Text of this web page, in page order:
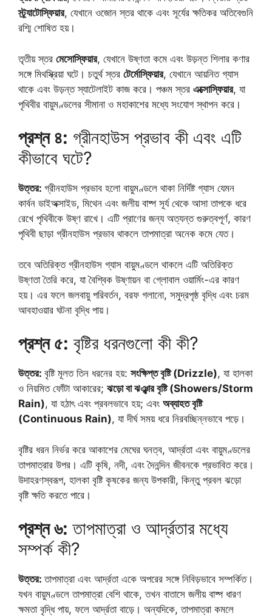
স্ট্র্যাটোস্ফিয়ার, যেখানে ওজোন স্তর থাকে এবং সূর্যের ক্ষতিকর অতিবেগুনি
রশ্মি শোষিত হয়।
তৃতীয় স্তর মেসোস্ফিয়ার, যেখানে উষ্ণতা কমে এবং উড়ন্ত শিলার কণার
সঙ্গে মিথস্ক্রিয়া ঘটে। চতুর্থ স্তর টের্মোস্ফিয়ার, যেখানে আয়নিত গ্যাস
থাকে এবং উড়ন্ত স্যাটেলাইট কাজ করে। পঞ্চম স্তর এক্সোস্ফিয়ার, যা
পৃথিবীর বায়ুমণ্ডলের সীমানা ও মহাকাশের মধ্যে সংযোগ স্থাপন করে।
প্রশ্ন ৪: গ্রীনহাউস প্রভাব কী এবং এটি
কীভাবে ঘটে?
উত্তর: গ্রীনহাউস প্রভাব হলো বায়ুমণ্ডলে থাকা নির্দিষ্ট গ্যাস যেমন
কার্বন ডাইঅক্সাইড, মিথেন এবং জলীয় বাষ্প সূর্য থেকে আসা তাপকে ধরে
রেখে পৃথিবীকে উষ্ণ রাখে। এটি প্রাণের জন্য অত্যন্ত গুরুত্বপূর্ণ, কারণ
পৃথিবী ছাড়া গ্রীনহাউস প্রভাব থাকলে তাপমাত্রা অনেক কমে যেত।
তবে অতিরিক্ত গ্রীনহাউস গ্যাস বায়ুমণ্ডলে থাকলে এটি অতিরিক্ত
উষ্ণতা তৈরি করে, যা বৈশ্বিক উষ্ণায়ন বা গ্লোবাল ওয়ার্মিং-এর কারণ
হয়। এর ফলে জলবায়ু পরিবর্তন, বরফ গলানো, সমুদ্রপৃষ্ঠ বৃদ্ধি এবং চরম
আবহাওয়ার ঘটনা বৃদ্ধি পায়।
প্রশ্ন ৫: বৃষ্টির ধরনগুলো কী কী?
উত্তর: বৃষ্টি মূলত তিন ধরনের হয়: সংক্ষিপ্ত বৃষ্টি (Drizzle), যা হালকা
ও নিয়মিত ফোঁটা আকারের; ঝড়ো বা ঝঞ্ঝার বৃষ্টি (Showers/Storm
Rain), যা হঠাৎ এবং প্রবলভাবে হয়; এবং অব্যাহত বৃষ্টি
(Continuous Rain), যা দীর্ঘ সময় ধরে নিরবচ্ছিন্নভাবে পড়ে।
বৃষ্টির ধরন নির্ভর করে আকাশের মেঘের ঘনত্ব, আর্দ্রতা এবং বায়ুমণ্ডলের
তাপমাত্রার উপর। এটি কৃষি, নদী, এবং দৈনন্দিন জীবনকে প্রভাবিত করে।
উদাহরণস্বরূপ, হালকা বৃষ্টি কৃষকের জন্য উপকারী, কিন্তু প্রবল ঝড়ো
বৃষ্টি ক্ষতি করতে পারে।
প্রশ্ন ৬: তাপমাত্রা ও আর্দ্রতার মধ্যে
সম্পর্ক কী?
উত্তর:তাপমাত্রা এবং আর্দ্রতা একে অপরের সঙ্গে নিবিড়ভাবে সম্পর্কিত।
যখন বায়ুমণ্ডলে তাপমাত্রা বেশি থাকে, তখন বাতাসে জলীয় বাষ্প ধারণ
ক্ষমতা বৃদ্ধি পায়, ফলে আর্দ্রতা বাড়ে। অন্যদিকে, তাপমাত্রা কমলে